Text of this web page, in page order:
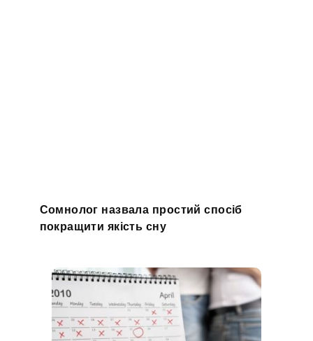
Сомнолог назвала простий спосіб
покращити якість сну